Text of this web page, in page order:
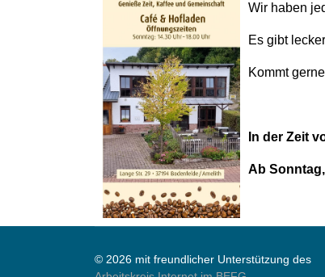
Wir haben
Es gibt
Kommt
In der Zeit
Ab
© 2026 mit freundlicher Unterstützung des